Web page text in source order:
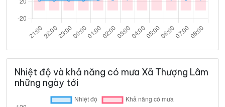
Nhiệt độ và khả năng có mưa Xã Thượng Lâm
những ngày tới